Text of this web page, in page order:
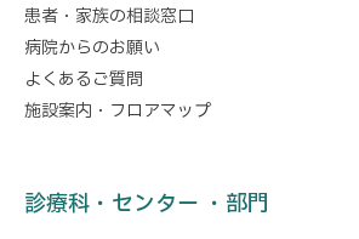
患者・家族の相談窓口
病院からのお願い
よくあるご質問
施設案内・フロアマップ
診療科・センター ・部門